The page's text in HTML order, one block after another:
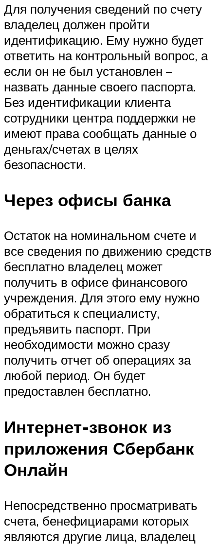
Для получения сведений по счету
владелец должен пройти
идентификацию. Ему нужно будет
ответить на контрольный вопрос, а
если он не был установлен –
назвать данные своего паспорта.
Без идентификации клиента
сотрудники центра поддержки не
имеют права сообщать данные о
деньгах/счетах в целях
безопасности.
Через офисы банка
Остаток на номинальном счете и
все сведения по движению средств
бесплатно владелец может
получить в офисе финансового
учреждения. Для этого ему нужно
обратиться к специалисту,
предъявить паспорт. При
необходимости можно сразу
получить отчет об операциях за
любой период. Он будет
предоставлен бесплатно.
Интернет-звонок из
приложения Сбербанк
Онлайн
Непосредственно просматривать
счета, бенефициарами которых
являются другие лица, владелец